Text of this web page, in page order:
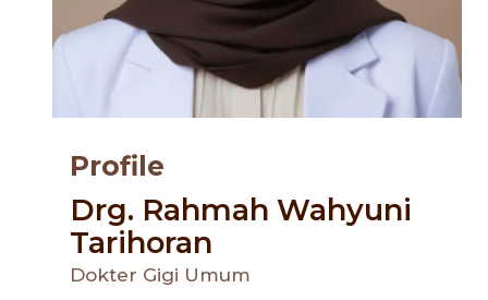
Profile
Drg. Rahmah Wahyuni
Tarihoran
Dokter Gigi Umum